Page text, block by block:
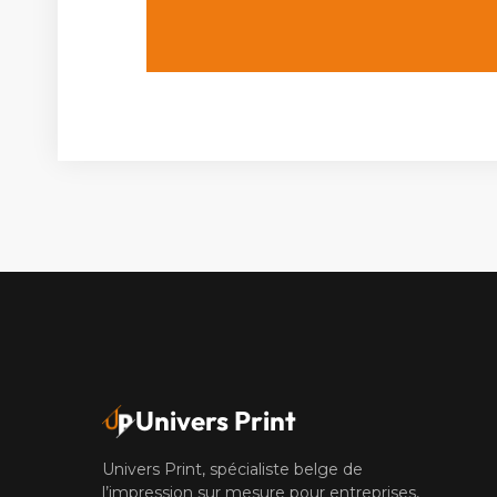
Univers Print
Univers Print, spécialiste belge de
l’impression sur mesure pour entreprises,